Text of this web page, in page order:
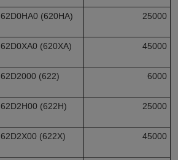
62D0HA0 (620HA) 25000
62D0XA0 (620XA) 45000
62D2000 (622) 6000
62D2H00 (622H) 25000
62D2X00 (622X) 45000